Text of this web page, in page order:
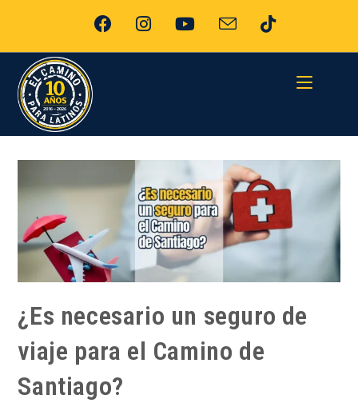
¿Es necesario un seguro de
viaje para el Camino de
Santiago?